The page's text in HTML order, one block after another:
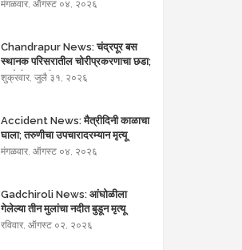
मंगळवार, ऑगस्ट ०४, २०२६
Chandrapur News: चंद्रपूर बस
स्थानक परिसरातील चोरीप्रकरणाचा छडा;
आरोपीला छत्तीसगडमधून अटक
शुक्रवार, जुलै ३१, २०२६
Accident News: मैत्रीदिनी काळाचा
घाला; तरुणीचा उपचारादरम्यान मृत्यू
मंगळवार, ऑगस्ट ०४, २०२६
Gadchiroli News: आंघोळीला
गेलेल्या तीन मुलांचा नदीत बुडून मृत्यू
रविवार, ऑगस्ट ०२, २०२६